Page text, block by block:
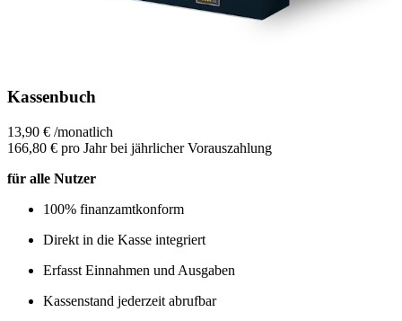
Kassenbuch
13,90 € /monatlich
166,80 € pro Jahr bei jährlicher Vorauszahlung
für alle Nutzer
100% finanzamtkonform
Direkt in die Kasse integriert
Erfasst Einnahmen und Ausgaben
Kassenstand jederzeit abrufbar